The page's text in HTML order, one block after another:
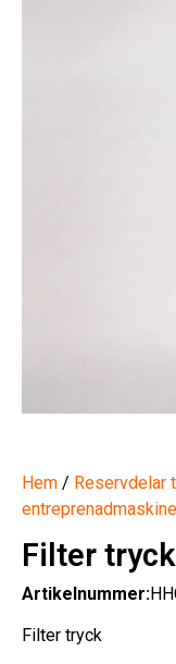
Hem / Reservdelar
Filter tryck
Artikelnummer:
Filter tryck